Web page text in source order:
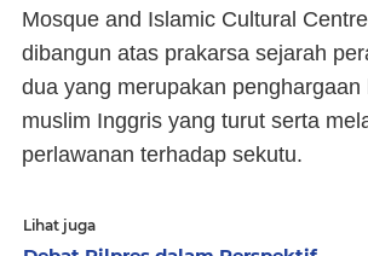
Mosque and Islamic Cultural
dibangun atas prakarsa sejarah
dua yang merupakan penghargaan
muslim Inggris yang turut serta
perlawanan terhadap sekutu.
Lihat juga